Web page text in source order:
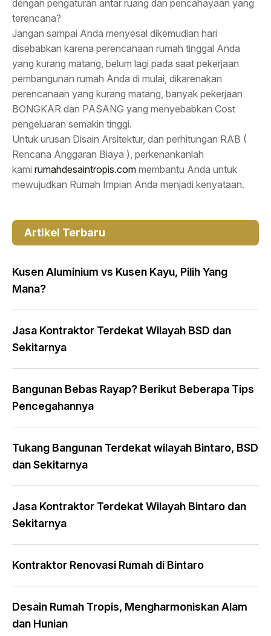
dengan pengaturan antar ruang dan pencahayaan yang
terencana?
Jangan sampai Anda menyesal dikemudian hari
disebabkan karena perencanaan rumah tinggal Anda
yang kurang matang, belum lagi pada saat pekerjaan
pembangunan rumah Anda di mulai, dikarenakan
perencanaan yang kurang matang, banyak pekerjaan
BONGKAR dan PASANG yang menyebabkan Cost
pengeluaran semakin tinggi.
Untuk urusan Disain Arsitektur, dan perhitungan RAB (
Rencana Anggaran Biaya ), perkenankanlah
kami rumahdesaintropis.com membantu Anda untuk
mewujudkan Rumah Impian Anda menjadi kenyataan.
Artikel Terbaru
Kusen Aluminium vs Kusen Kayu, Pilih Yang
Mana?
Jasa Kontraktor Terdekat Wilayah BSD dan
Sekitarnya
Bangunan Bebas Rayap? Berikut Beberapa Tips
Pencegahannya
Tukang Bangunan Terdekat wilayah Bintaro, BSD
dan Sekitarnya
Jasa Kontraktor Terdekat Wilayah Bintaro dan
Sekitarnya
Kontraktor Renovasi Rumah di Bintaro
Desain Rumah Tropis, Mengharmoniskan Alam
dan Hunian